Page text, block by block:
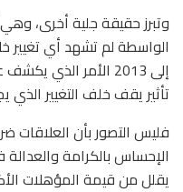
وتبرز حقيقة جلية أخرى،
إلى 2013 الأمر الذي
تأثير يقف خلف التغيير الذي
فليس التصور بأن
الإحساس بالكرامة
يقلل من قيمة المؤهلات